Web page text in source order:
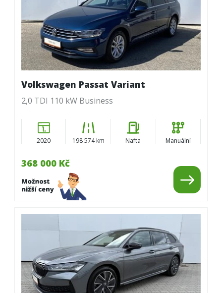
368 000 Kč
Volkswagen Passat Variant
2,0 TDI 110 kW Business
2020 198 574 km Nafta Manuální